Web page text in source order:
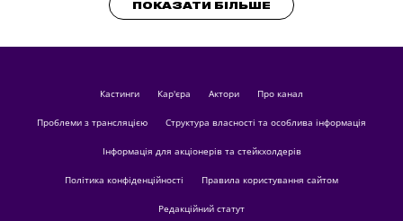
ПОКАЗАТИ БІЛЬШЕ
кастинги Кар'єра актори Про канал
Проблеми з трансляцією Структура власності та особлива інформація
Інформація для акціонерів та стейкхолдерів
Політика конфіденційності Правила користування сайтом
Редакційний статут